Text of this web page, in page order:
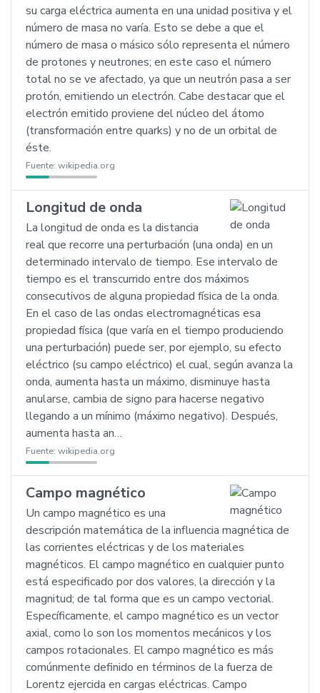
su carga eléctrica aumenta en una unidad positiva y el
número de masa no varía. Esto se debe a que el
número de masa o másico sólo representa el número
de protones y neutrones; en este caso el número
total no se ve afectado, ya que un neutrón pasa a ser
protón, emitiendo un electrón. Cabe destacar que el
electrón emitido proviene del núcleo del átomo
(transformación entre quarks) y no de un orbital de
éste.
Fuente: wikipedia.org
Longitud de onda
La longitud de onda es la distancia
real que recorre una perturbación (una onda) en un
determinado intervalo de tiempo. Ese intervalo de
tiempo es el transcurrido entre dos máximos
consecutivos de alguna propiedad física de la onda.
En el caso de las ondas electromagnéticas esa
propiedad física (que varía en el tiempo produciendo
una perturbación) puede ser, por ejemplo, su efecto
eléctrico (su campo eléctrico) el cual, según avanza la
onda, aumenta hasta un máximo, disminuye hasta
anularse, cambia de signo para hacerse negativo
llegando a un mínimo (máximo negativo). Después,
aumenta hasta an…
Fuente: wikipedia.org
Campo magnético
Un campo magnético es una
descripción matemática de la influencia magnética de
las corrientes eléctricas y de los materiales
magnéticos. El campo magnético en cualquier punto
está especificado por dos valores, la dirección y la
magnitud; de tal forma que es un campo vectorial.
Específicamente, el campo magnético es un vector
axial, como lo son los momentos mecánicos y los
campos rotacionales. El campo magnético es más
comúnmente definido en términos de la fuerza de
Lorentz ejercida en cargas eléctricas. Campo